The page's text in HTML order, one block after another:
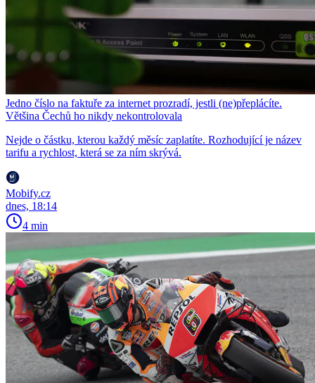
Jedno číslo na faktuře za internet prozradí, jestli (ne)přeplácíte.
Většina Čechů ho nikdy nekontrolovala
Nejde o částku, kterou každý měsíc zaplatíte. Rozhodující je název
tarifu a rychlost, která se za ním skrývá.
Mobify.cz
dnes, 18:14
4 min